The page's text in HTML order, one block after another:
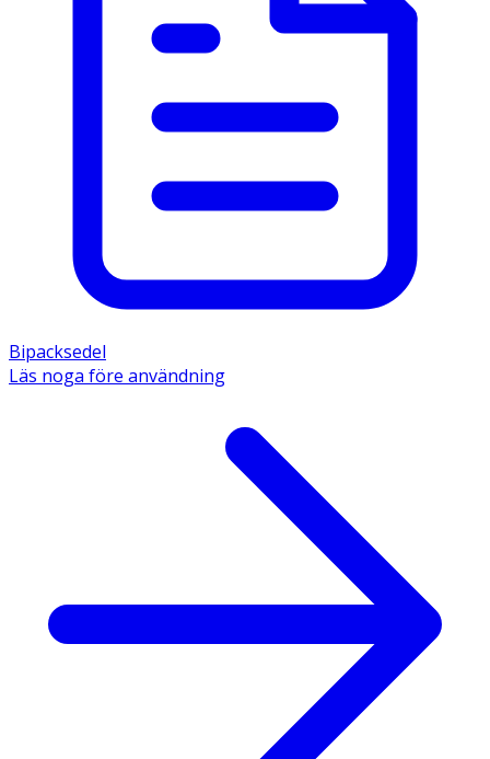
Bipacksedel
Läs noga före användning